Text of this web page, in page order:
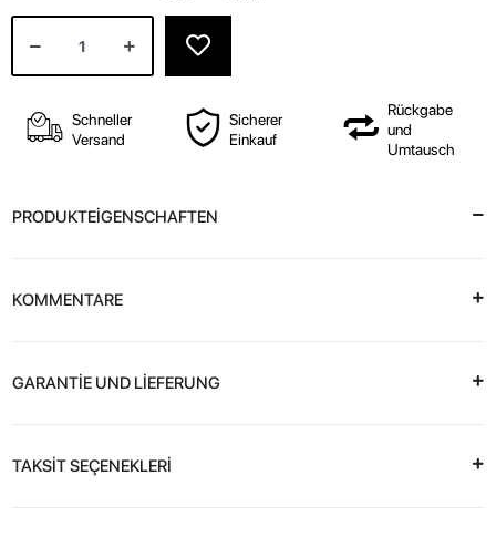
Schneller
Versand
Sicherer
Einkauf
Rückgabe
und
Umtausch
PRODUKTEİGENSCHAFTEN
KOMMENTARE
GARANTİE UND LİEFERUNG
TAKSİT SEÇENEKLERİ